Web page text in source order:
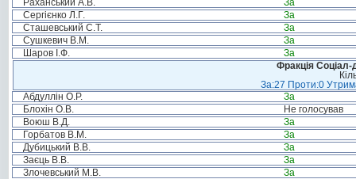
Раханський А.В.
За
Сергієнко Л.Г.
За
Сташевський С.Т.
За
Сушкевич В.М.
За
Шаров І.Ф.
За
Фракція Соціал-
За:27 Проти:0
Абдуллін О.Р.
За
Блохін О.В.
Не голосував
Воюш В.Д.
За
Горбатов В.М.
За
Дубицький В.В.
За
Заєць В.В.
За
Злочевський М.В.
За